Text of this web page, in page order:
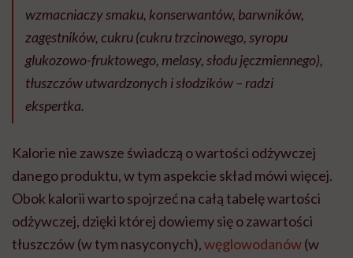
wzmacniaczy smaku, konserwantów, barwników,
zagęstników, cukru (cukru trzcinowego, syropu
glukozowo-fruktowego, melasy, słodu jęczmiennego),
tłuszczów utwardzonych i słodzików – radzi
ekspertka.
Kalorie nie zawsze świadczą o wartości odżywczej
danego produktu, w tym aspekcie skład mówi więcej.
Obok kalorii warto spojrzeć na całą tabelę wartości
odżywczej, dzięki której dowiemy się o zawartości
tłuszczów (w tym nasyconych),węglowodanów(w